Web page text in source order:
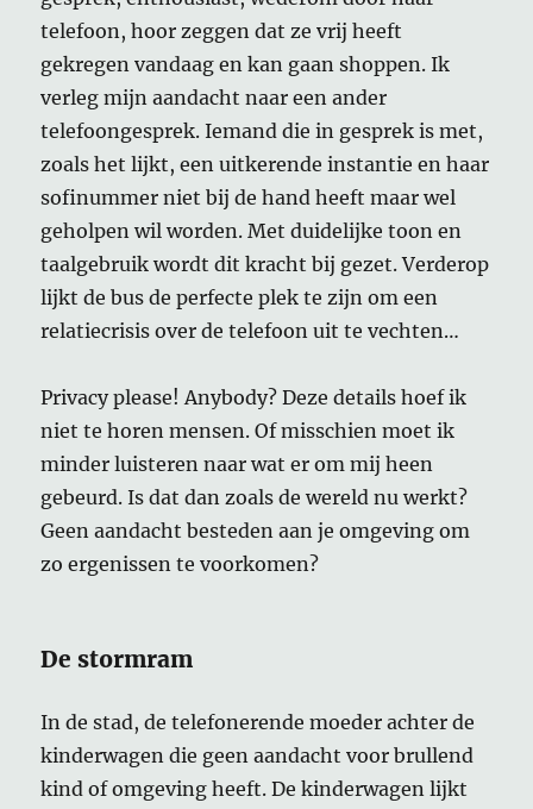
telefoon, hoor zeggen dat ze vrij heeft
gekregen vandaag en kan gaan shoppen. Ik
verleg mijn aandacht naar een ander
telefoongesprek. Iemand die in gesprek is met,
zoals het lijkt, een uitkerende instantie en haar
sofinummer niet bij de hand heeft maar wel
geholpen wil worden. Met duidelijke toon en
taalgebruik wordt dit kracht bij gezet. Verderop
lijkt de bus de perfecte plek te zijn om een
relatiecrisis over de telefoon uit te vechten…
Privacy please! Anybody? Deze details hoef ik
niet te horen mensen. Of misschien moet ik
minder luisteren naar wat er om mij heen
gebeurd. Is dat dan zoals de wereld nu werkt?
Geen aandacht besteden aan je omgeving om
zo ergenissen te voorkomen?
De stormram
In de stad, de telefonerende moeder achter de
kinderwagen die geen aandacht voor brullend
kind of omgeving heeft. De kinderwagen lijkt